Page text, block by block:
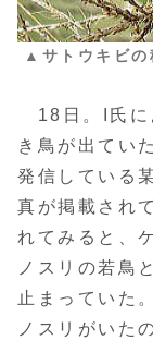
▲サトウキビの
18日。I氏に
き鳥が出てい
発信している
真が掲載され
れてみると、
ノスリの若鳥
止まっていた
ノスリがいた